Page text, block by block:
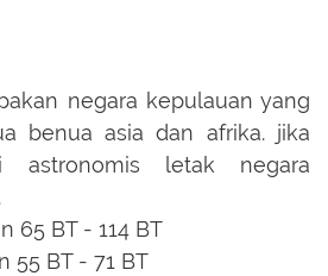
negara kepulauan yang
benua asia dan afrika. jika
astronomis letak negara
65 BT - 114 BT
55 BT - 71 BT